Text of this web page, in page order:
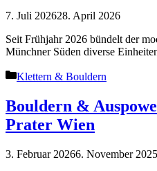
7. Juli 202628. April 2026
Seit Frühjahr 2026 bündelt der
Münchner Süden diverse
Kategorien
Klettern & Bouldern
Bouldern &
Prater Wien
3. Februar 20266. November 2025